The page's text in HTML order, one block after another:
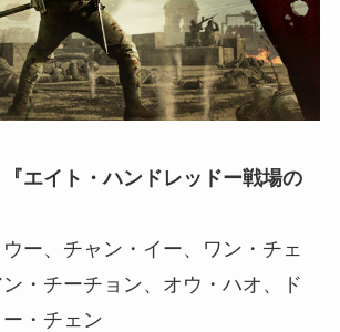
エイト・ハンドレッドー戦場の
ー、チャン・イー、ワン・チェ
・チーチョン、オウ・ハオ、ド
・チェン